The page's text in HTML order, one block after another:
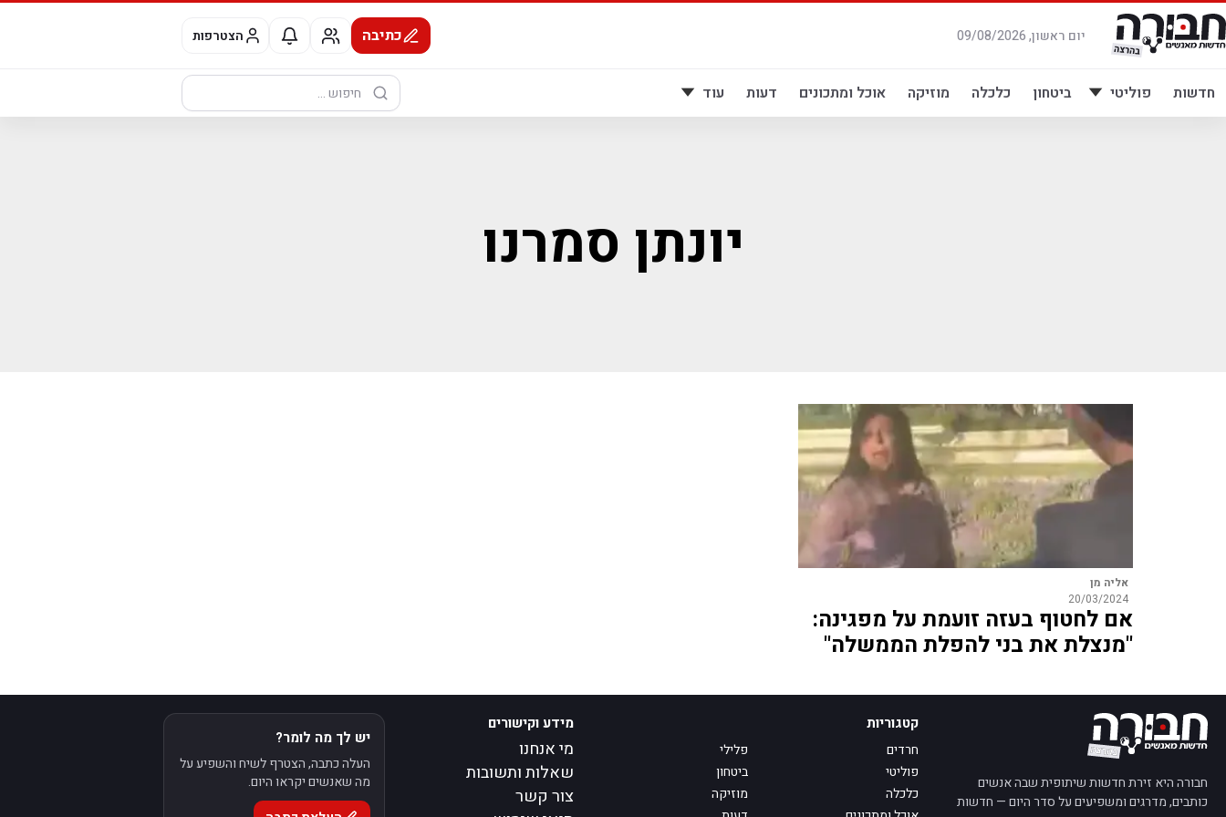
דלג
לתוכן
יום ראשון, 09/08/2026 כתיבה הצטרפות
חדשות פוליטי ביטחון כלכלה מוזיקה אוכל ומתכונים דעות עוד
חיפוש:
יונתן סמרנו
אליה מן
20/03/2024
אם לחטוף בעזה זועמת על מפגינה:
"מנצלת את בני להפלת הממשלה"
חבורה היא זירת חדשות שיתופית שבה אנשים
כותבים, מדרגים ומשפיעים על סדר היום — חדשות
קטגוריות
חרדים
פלילי
פוליטי
ביטחון
כלכלה
מוזיקה
מידע וקישורים
מי אנחנו
שאלות ותשובות
צור קשר
יש לך מה לומר?
העלה כתבה, הצטרף לשיח והשפיע על
מה שאנשים יקראו היום.